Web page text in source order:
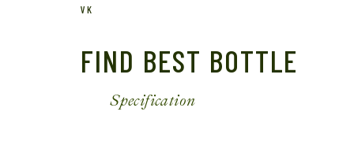
VK
FIND BEST BOTTLE
Specification